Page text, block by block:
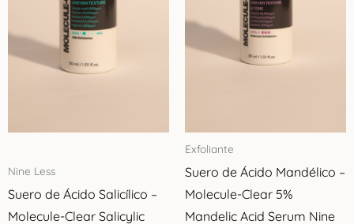
Nine Less
Suero de Ácido Salicílico –
Molecule-Clear Salicylic
Exfoliante
Suero de Ácido Mandélico –
Molecule-Clear 5%
Mandelic Acid Serum Nine